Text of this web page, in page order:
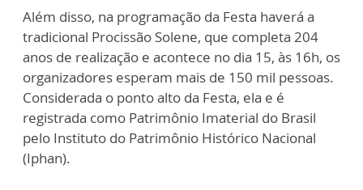
Além disso, na programação da Festa haverá a
tradicional Procissão Solene, que completa 204
anos de realização e acontece no dia 15, às 16h, os
organizadores esperam mais de 150 mil pessoas.
Considerada o ponto alto da Festa, ela e é
registrada como Patrimônio Imaterial do Brasil
pelo Instituto do Patrimônio Histórico Nacional
(Iphan).